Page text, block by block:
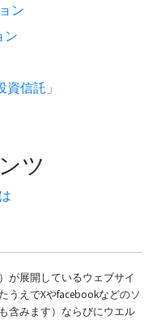
ン
ン
信託」
ツ
が展開しているウェブサイ
うえでXやfacebookなどのソ
含みます）ならびにウエル